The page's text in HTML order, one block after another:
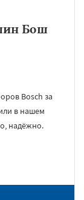
Бош
Bosch за
в нашем
надёжно.